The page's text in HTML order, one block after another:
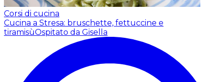
Corsi di cucina
Cucina a Stresa: bruschette, fettuccine e
tiramisùOspitato da Gisella